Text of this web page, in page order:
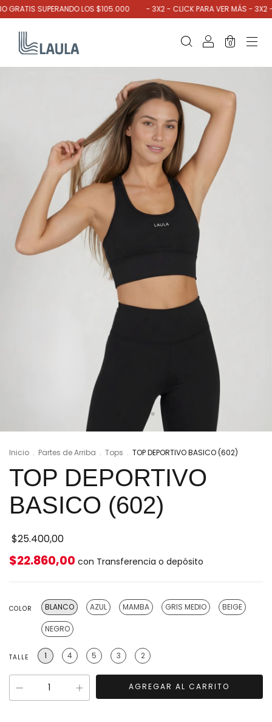
SUPERANDO LOS $105.000 - 3X2 - CLICK PARA VER MÁS - 3X2 -
0
Inicio . Partes de Arriba . Tops . TOP DEPORTIVO BASICO (602)
TOP DEPORTIVO
BASICO (602)
$25.400,00
$22.860,00 con Transferencia o depósito
COLOR BLANCO AZUL MAMBA GRIS MEDIO BEIGE
NEGRO
TALLE 1 4 5 3 2